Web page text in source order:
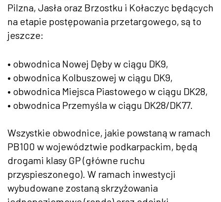
Pilzna, Jasła oraz Brzostku i Kołaczyc będących
na etapie postępowania przetargowego, są to
jeszcze:
• obwodnica Nowej Dęby w ciągu DK9,
• obwodnica Kolbuszowej w ciągu DK9,
• obwodnica Miejsca Piastowego w ciągu DK28,
• obwodnica Przemyśla w ciągu DK28/DK77.
Wszystkie obwodnice, jakie powstaną w ramach
PB100 w województwie podkarpackim, będą
drogami klasy GP (główne ruchu
przyspieszonego). W ramach inwestycji
wybudowane zostaną skrzyżowania